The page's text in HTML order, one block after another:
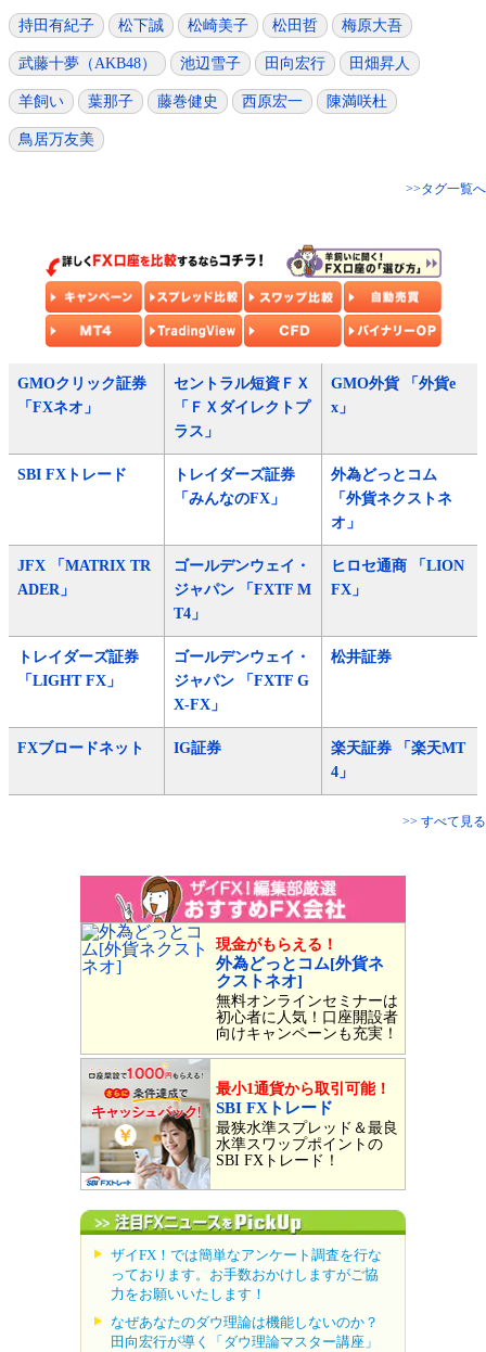
持田有紀子 松下誠 松崎美子 松田哲 梅原大吾
武藤十夢（AKB48） 池辺雪子 田向宏行 田畑昇人
羊飼い 葉那子 藤巻健史 西原宏一 陳満咲杜
鳥居万友美
>>タグ一覧へ
GMOクリック証券
「FXネオ」
セントラル短資ＦＸ
「ＦＸダイレクトプ
ラス」
GMO外貨 「外貨e
x」
SBI FXトレード
トレイダーズ証券
「みんなのFX」
外為どっとコム
「外貨ネクストネ
オ」
JFX 「MATRIX TR
ADER」
ゴールデンウェイ・
ジャパン 「FXTF M
T4」
ヒロセ通商 「LION
FX」
トレイダーズ証券
「LIGHT FX」
ゴールデンウェイ・
ジャパン 「FXTF G
X-FX」
松井証券
FXブロードネット IG証券
楽天証券 「楽天MT
4」
>> すべて見る
現金がもらえる！
外為どっとコム[外貨ネ
クストネオ]
無料オンラインセミナーは
初心者に人気！口座開設者
向けキャンペーンも充実！
最小1通貨から取引可能！
SBI FXトレード
最狭水準スプレッド＆最良
水準スワップポイントの
SBI FXトレード！
ザイFX！では簡単なアンケート調査を行な
っております。お手数おかけしますがご協
力をお願いいたします！
なぜあなたのダウ理論は機能しないのか？
田向宏行が導く「ダウ理論マスター講座」